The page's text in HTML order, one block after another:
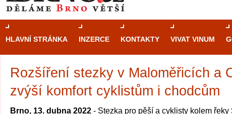
HLAVNÍ STRÁNKA INZERCE KONTAKTY VIVAT VINUM
Rozšíření stezky v Maloměřicích a
zvýší komfort cyklistům i chodcům
Brno, 13. dubna 2022 - Stezka pro pěší a cyklisty kolem řeky
Průvodce
rulety po video
Brno je městem známým